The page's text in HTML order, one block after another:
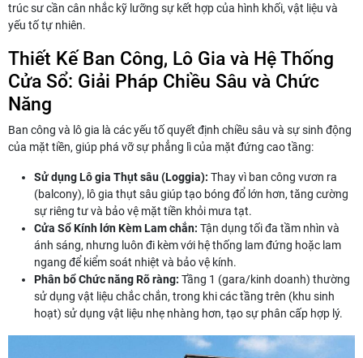
trúc sư cần cân nhắc kỹ lưỡng sự kết hợp của hình khối, vật liệu và
yếu tố tự nhiên.
Thiết Kế Ban Công, Lô Gia và Hệ Thống
Cửa Sổ: Giải Pháp Chiều Sâu và Chức
Năng
Ban công và lô gia là các yếu tố quyết định chiều sâu và sự sinh động
của mặt tiền, giúp phá vỡ sự phẳng lì của mặt đứng cao tầng:
Sử dụng Lô gia Thụt sâu (Loggia): Thay vì ban công vươn ra
(balcony), lô gia thụt sâu giúp tạo bóng đổ lớn hơn, tăng cường
sự riêng tư và bảo vệ mặt tiền khỏi mưa tạt.
Cửa Sổ Kính lớn Kèm Lam chắn: Tận dụng tối đa tầm nhìn và
ánh sáng, nhưng luôn đi kèm với hệ thống lam đứng hoặc lam
ngang để kiểm soát nhiệt và bảo vệ kính.
Phân bổ Chức năng Rõ ràng: Tầng 1 (gara/kinh doanh) thường
sử dụng vật liệu chắc chắn, trong khi các tầng trên (khu sinh
hoạt) sử dụng vật liệu nhẹ nhàng hơn, tạo sự phân cấp hợp lý.